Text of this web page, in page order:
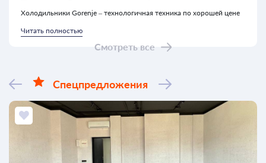
Смотреть все
Холодильники Gorenje – технологичная техника по хорошей цене
Читать полностью
Спецпредложения